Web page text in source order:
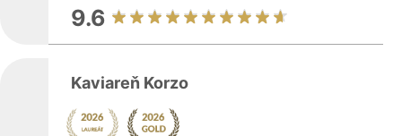
9.6
Kaviareň Korzo